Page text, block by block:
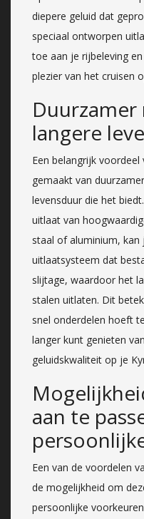
diepere geluid dat
speciaal ontworpen
toe aan je rijbeleving
plezier van het cruisen
langere
Een belangrijk
gemaakt van
levensduur die het
uitlaat van
staal of aluminium, kan
uitlaatsysteem dat
slijtage, waardoor het
stalen uitlaten. Dit
snel onderdelen hoeft
langer kunt genieten
geluidskwaliteit op je
aan te
Een van de voordelen
de mogelijkheid om
persoonlijke